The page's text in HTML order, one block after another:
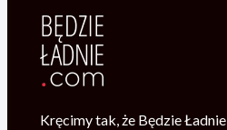
Kręcimy tak, że Będzie Ładnie